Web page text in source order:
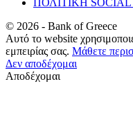
© 2026 - Bank of Greece
Αυτό το website
εμπειρίας σας. Μάθετε
Δεν αποδέχομαι
Αποδέχομαι